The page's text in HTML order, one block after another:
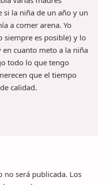
la niña de un año y un
a comer arena. Yo
siempre es posible) y lo
cuanto meto a la niña
todo lo que tengo
que el tiempo
calidad.
no será publicada. Los